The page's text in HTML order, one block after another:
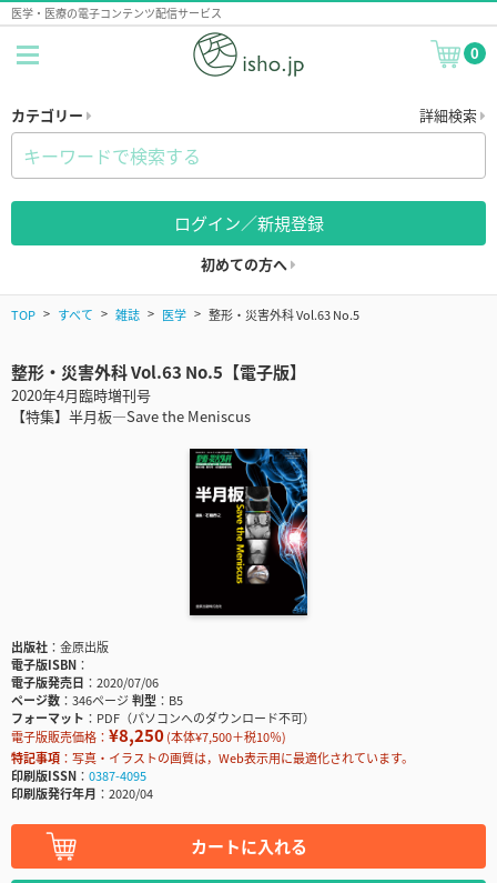
医学・医療の電子コンテンツ配信サービス
0
カテゴリー 詳細検索
ログイン／新規登録
初めての方へ
TOP すべて 雑誌 医学 整形・災害外科 Vol.63 No.5
整形・災害外科 Vol.63 No.5【電子版】
2020年4月臨時増刊号
【特集】半月板―Save the Meniscus
出版社
金原出版
電子版ISBN
電子版発売日
2020/07/06
ページ数
346ページ判型
B5
フォーマット
PDF（パソコンへのダウンロード不可）
電子版販売価格： ¥8,250(本体¥7,500＋税10％)
特記事項
写真・イラストの画質は，Web表示用に最適化されています。
印刷版ISSN
0387-4095
印刷版発行年月
2020/04
カートに入れる